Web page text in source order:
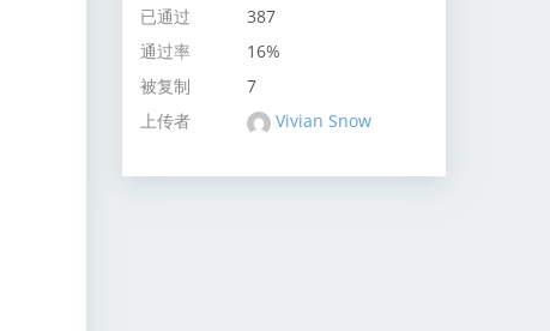
已通过
387
通过率
16%
被复制
7
上传者
Vivian Snow